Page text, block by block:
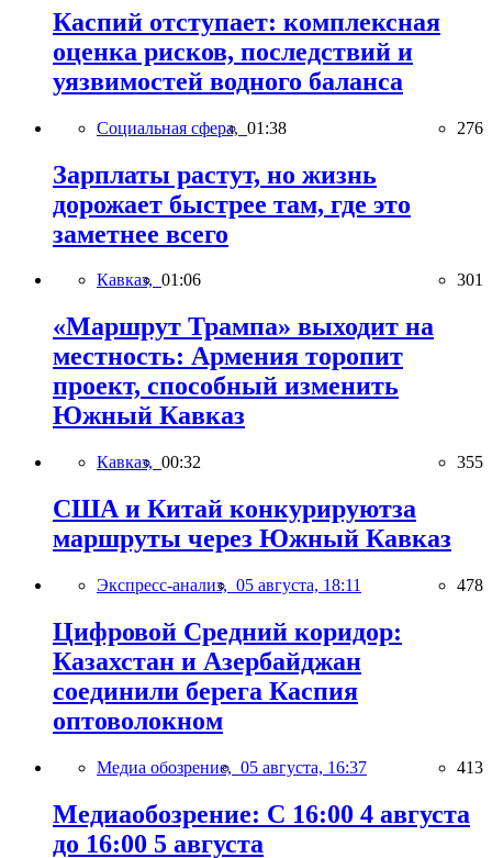
Каспий отступает: комплексная
оценка рисков, последствий и
уязвимостей водного баланса
Социальная сфера, 01:38 276
Зарплаты растут, но жизнь
дорожает быстрее там, где это
заметнее всего
Кавказ, 01:06 301
«Маршрут Трампа» выходит на
местность: Армения торопит
проект, способный изменить
Южный Кавказ
Кавказ, 00:32 355
США и Китай конкурируютза
маршруты через Южный Кавказ
Экспресс-анализ, 05 августа, 18:11 478
Цифровой Средний коридор:
Казахстан и Азербайджан
соединили берега Каспия
оптоволокном
Медиа обозрение, 05 августа, 16:37 413
Медиаобозрение: С 16:00 4 августа
до 16:00 5 августа